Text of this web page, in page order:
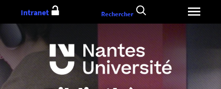
au
Intranet Rechercher